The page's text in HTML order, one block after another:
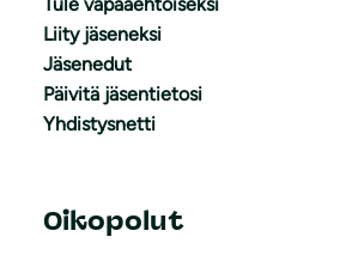
Liity jäseneksi
Jäsenedut
Päivitä jäsentietosi
Yhdistysnetti
Oikopolut